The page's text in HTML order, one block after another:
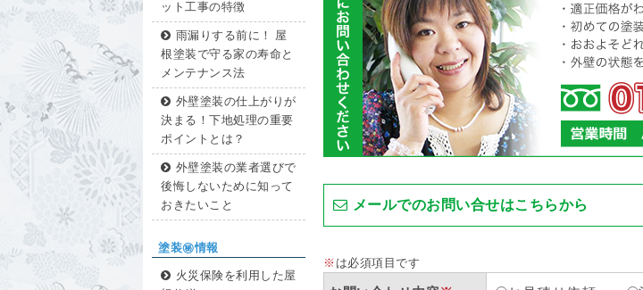
ット工事の特徴
雨漏りする前に！ 屋
根塗装で守る家の寿命と
メンテナンス法
外壁塗装の仕上がりが
決まる！下地処理の重要
ポイントとは？
外壁塗装の業者選びで
後悔しないために知って
おきたいこと
塗装㊙情報
火災保険を利用した屋
メールでのお問い合せはこちらから
※ は必須項目です